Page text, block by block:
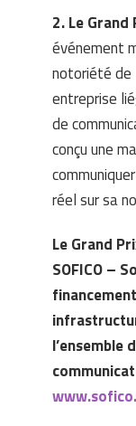
2. Le Grand
événement
notoriété de
entreprise
de
conçu une
réel sur sa
Le Grand
SOFICO –
l’ensemble